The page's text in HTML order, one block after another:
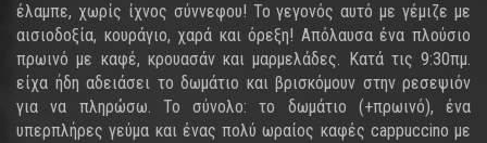
έλαμπε, χωρίς ίχνος σύννεφου! Το γεγονός αυτό με γέμιζε με
αισιοδοξία, κουράγιο, χαρά και όρεξη! Απόλαυσα ένα πλούσιο
πρωινό με καφέ, κρουασάν και μαρμελάδες. Κατά τις 9:30πμ.
είχα ήδη αδειάσει το δωμάτιο και βρισκόμουν στην ρεσεψιόν
για να πληρώσω. Το σύνολο: το δωμάτιο (+πρωινό), ένα
υπερπλήρες γεύμα και ένας πολύ ωραίος καφές cappuccino με